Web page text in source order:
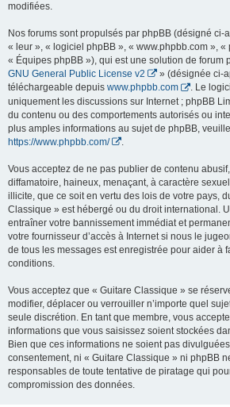
modifiées.
Nos forums sont propulsés par phpBB (désigné ci-
« leur », « logiciel phpBB », « www.phpbb.com », «
« Équipes phpBB »), qui est une solution de forum
GNU General Public License v2
» (désignée ci-
téléchargeable depuis www.phpbb.com
. Le
uniquement les discussions sur Internet ; phpBB
du contenu ou des comportements autorisés ou
plus amples informations au sujet de phpBB,
https://www.phpbb.com/
Vous acceptez de ne pas publier de contenu
diffamatoire, haineux, menaçant, à caractère
illicite, que ce soit en vertu des lois de votre pays,
Classique » est hébergé ou du droit international.
entraîner votre bannissement immédiat et
votre fournisseur d’accès à Internet si nous le
de tous les messages est enregistrée pour aider à
conditions.
Vous acceptez que « Guitare Classique » se
modifier, déplacer ou verrouiller n’importe quel
seule discrétion. En tant que membre, vous
informations que vous saisissez soient stockées
Bien que ces informations ne soient pas
consentement, ni « Guitare Classique » ni phpBB
responsables de toute tentative de piratage qui
compromission des données.